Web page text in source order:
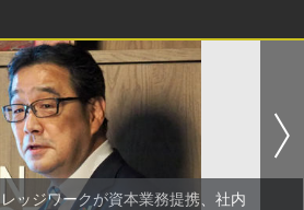
ッジワークが資本業務提携、社内